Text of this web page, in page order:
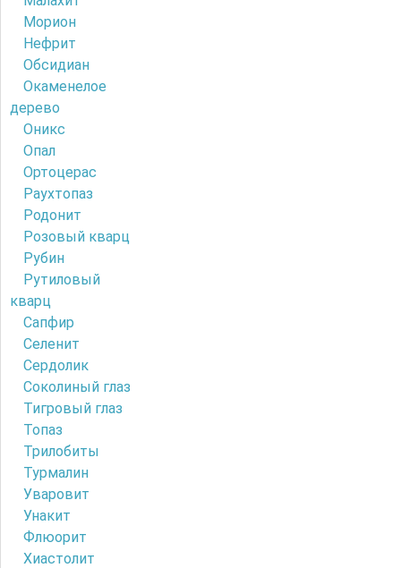
Морион
Нефрит
Обсидиан
Окаменелое
дерево
Оникс
Опал
Ортоцерас
Раухтопаз
Родонит
Розовый кварц
Рубин
Рутиловый
кварц
Сапфир
Селенит
Сердолик
Соколиный глаз
Тигровый глаз
Топаз
Трилобиты
Турмалин
Уваровит
Унакит
Флюорит
Хиастолит